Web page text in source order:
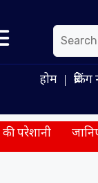
होम
जानिए प्रोटीन के